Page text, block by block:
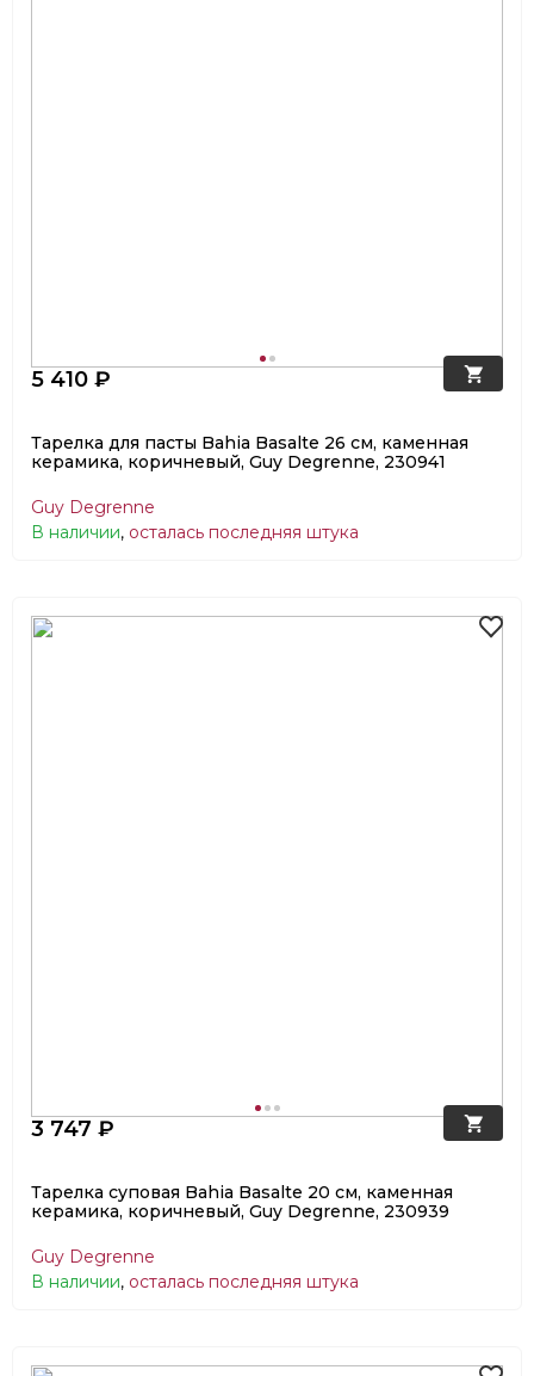
5 410 ₽
Тарелка для пасты Bahia Basalte 26 см, каменная
керамика, коричневый, Guy Degrenne, 230941
Guy Degrenne
В наличии, осталась последняя штука
3 747 ₽
Тарелка суповая Bahia Basalte 20 см, каменная
керамика, коричневый, Guy Degrenne, 230939
Guy Degrenne
В наличии, осталась последняя штука